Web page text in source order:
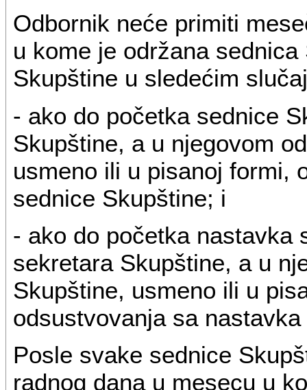
Odbornik neće primiti
u kome je održana
Skupštine u sledećim
- ako do početka sednice
Skupštine, a u njegovom
usmeno ili u pisanoj formi,
sednice Skupštine; i
- ako do početka nastavka
sekretara Skupštine, a u
Skupštine, usmeno ili u
odsustvovanja sa
Posle svake sednice
radnog dana u mesecu u